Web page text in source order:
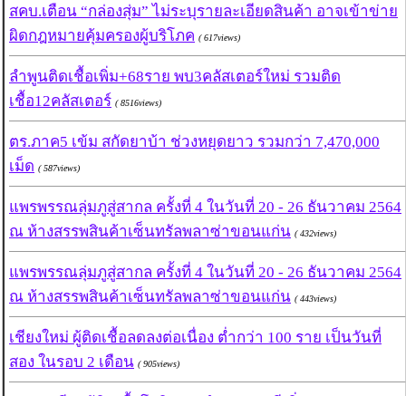
สคบ.เตือน “กล่องสุ่ม” ไม่ระบุรายละเอียดสินค้า อาจเข้าข่าย
ผิดกฎหมายคุ้มครองผู้บริโภค ( 617views)
ลำพูนติดเชื้อเพิ่ม+68ราย พบ3คลัสเตอร์ใหม่ รวมติด
เชื้อ12คลัสเตอร์ ( 8516views)
ตร.ภาค5 เข้ม สกัดยาบ้า ช่วงหยุดยาว รวมกว่า 7,470,000
เม็ด ( 587views)
แพรพรรณลุ่มภูสู่สากล ครั้งที่ 4 ในวันที่ 20 - 26 ธันวาคม 2564
ณ ห้างสรรพสินค้าเซ็นทรัลพลาซ่าขอนแก่น ( 432views)
แพรพรรณลุ่มภูสู่สากล ครั้งที่ 4 ในวันที่ 20 - 26 ธันวาคม 2564
ณ ห้างสรรพสินค้าเซ็นทรัลพลาซ่าขอนแก่น ( 443views)
เชียงใหม่ ผู้ติดเชื้อลดลงต่อเนื่อง ต่ำกว่า 100 ราย เป็นวันที่
สอง ในรอบ 2 เดือน ( 905views)